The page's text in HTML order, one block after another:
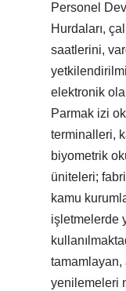
Personel
Hurdaları,
saatlerini,
elektronik
Parmak izi
terminalleri,
biyometrik
üniteleri;
kamu
işletmelerde
tamamlayan,
yenilemeleri